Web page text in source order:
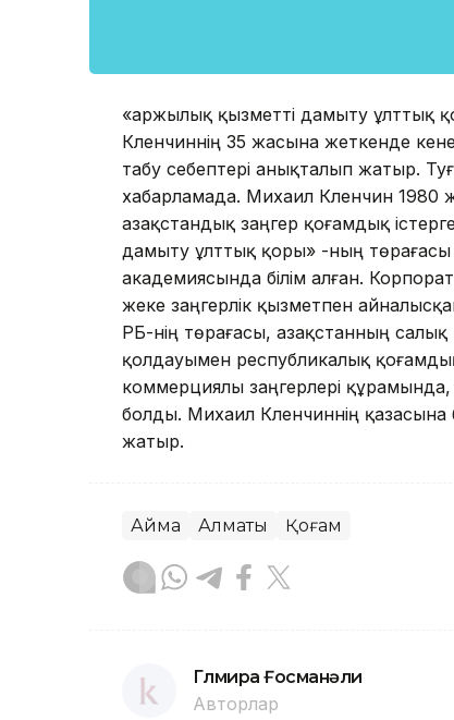
«Қаржылық қызметті дамыту ұлттық
Кленчиннің 35 жасына жеткенде
табу себептері анықталып жатыр.
хабарламада. Михаил Кленчин 1980
Қазақстандық заңгер қоғамдық
дамыту ұлттық қоры» ҚҚ-ның
академиясында білім алған.
жеке заңгерлік қызметпен
РҚБ-нің төрағасы, Қазақстанның
қолдауымен республикалық
коммерциялы заңгерлері
болды. Михаил Кленчиннің қазасына
жатыр.
Аймақ Алматы Қоғам
Гүлмира Ғосманәли
Авторлар